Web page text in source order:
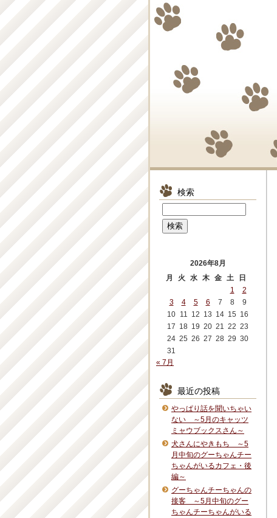
検索
2026年8月
月
火 水 木 金 土
日
1
2
3
4 5 6 7 8
9
10 11 12 13 14 15 16
17 18 19 20 21 22 23
24 25 26 27 28 29 30
31
« 7月
最近の投稿
やっぱり話を聞いちゃい
ない ～5月のキャッツ
ミャウブックスさん～
犬さんにやきもち ～5
月中旬のグーちゃんチー
ちゃんがいるカフェ・後
編～
グーちゃんチーちゃんの
接客 ～5月中旬のグー
ちゃんチーちゃんがいる